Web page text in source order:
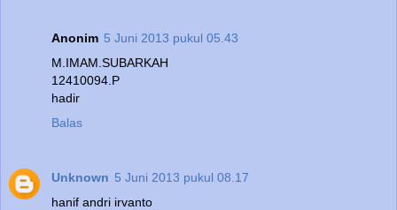
Anonim 5 Juni 2013 pukul 05.43
M.IMAM.SUBARKAH
12410094.P
hadir
Balas
Unknown 5 Juni 2013 pukul 08.17
hanif andri irvanto